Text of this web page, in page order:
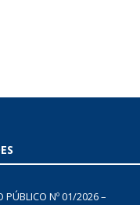
PÚBLICO Nº 01/2026 –